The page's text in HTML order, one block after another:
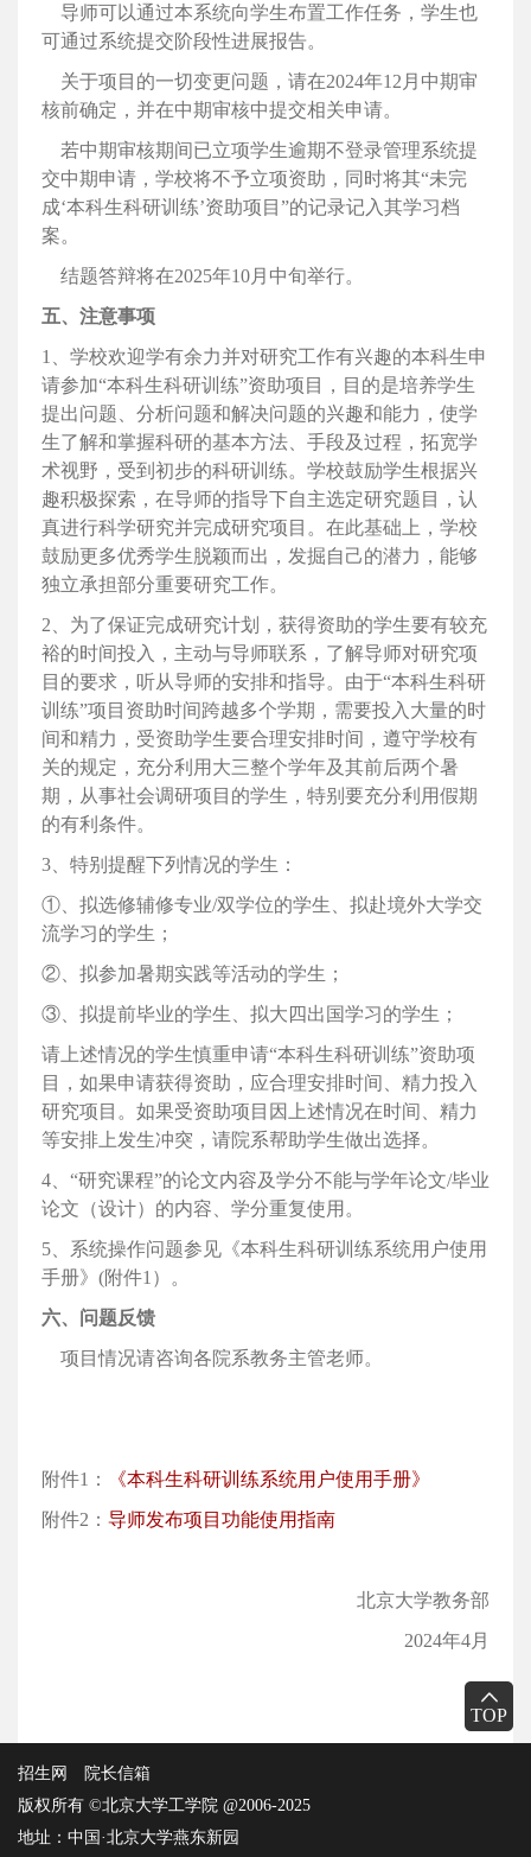
TOP
导师可以通过本系统向学生布置工作任务，学生也
可通过系统提交阶段性进展报告。
关于项目的一切变更问题，请在2024年12月中期审
核前确定，并在中期审核中提交相关申请。
若中期审核期间已立项学生逾期不登录管理系统提
交中期申请，学校将不予立项资助，同时将其“未完
成‘本科生科研训练’资助项目”的记录记入其学习档
案。
结题答辩将在2025年10月中旬举行。
五、注意事项
1、学校欢迎学有余力并对研究工作有兴趣的本科生申
请参加“本科生科研训练”资助项目，目的是培养学生
提出问题、分析问题和解决问题的兴趣和能力，使学
生了解和掌握科研的基本方法、手段及过程，拓宽学
术视野，受到初步的科研训练。学校鼓励学生根据兴
趣积极探索，在导师的指导下自主选定研究题目，认
真进行科学研究并完成研究项目。在此基础上，学校
鼓励更多优秀学生脱颖而出，发掘自己的潜力，能够
独立承担部分重要研究工作。
2、为了保证完成研究计划，获得资助的学生要有较充
裕的时间投入，主动与导师联系，了解导师对研究项
目的要求，听从导师的安排和指导。由于“本科生科研
训练”项目资助时间跨越多个学期，需要投入大量的时
间和精力，受资助学生要合理安排时间，遵守学校有
关的规定，充分利用大三整个学年及其前后两个暑
期，从事社会调研项目的学生，特别要充分利用假期
的有利条件。
3、特别提醒下列情况的学生：
①、拟选修辅修专业/双学位的学生、拟赴境外大学交
流学习的学生；
②、拟参加暑期实践等活动的学生；
③、拟提前毕业的学生、拟大四出国学习的学生；
请上述情况的学生慎重申请“本科生科研训练”资助项
目，如果申请获得资助，应合理安排时间、精力投入
研究项目。如果受资助项目因上述情况在时间、精力
等安排上发生冲突，请院系帮助学生做出选择。
4、“研究课程”的论文内容及学分不能与学年论文/毕业
论文（设计）的内容、学分重复使用。
5、系统操作问题参见《本科生科研训练系统用户使用
手册》(附件1）。
六、问题反馈
项目情况请咨询各院系教务主管老师。
附件1：
《本科生科研训练系统用户使用手册》
附件2： 导师发布项目功能使用指南
北京大学教务部
2024年4月
招生网
院长信箱
版权所有 ©北京大学工学院 @2006-2025
地址：中国·北京大学燕东新园